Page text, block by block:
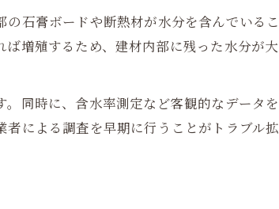
石膏ボードや断熱材が水分を含んでいる
増殖するため、建材内部に残った水分が
同時に、含水率測定など客観的なデータ
による調査を早期に行うことがトラブル